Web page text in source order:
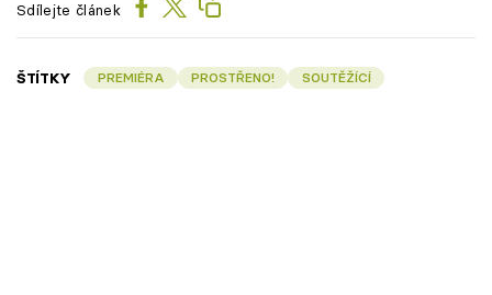
Sdílejte článek
ŠTÍTKY PREMIÉRA PROSTŘENO! SOUTĚŽÍCÍ